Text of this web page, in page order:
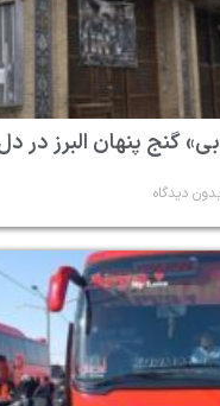
گنج پنهان البرز در
بدون دیدگاه